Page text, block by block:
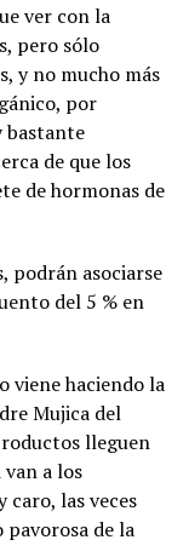
ver con la
pero sólo
y no mucho más
por
bastante
de que los
de hormonas de
podrán asociarse
del 5 % en
viene haciendo la
Mujica del
lleguen
a los
caro, las veces
pavorosa de la